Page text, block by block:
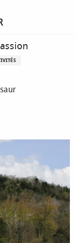
Passion